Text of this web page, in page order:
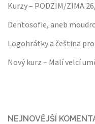
Kurzy – PODZIM/ZIMA
Dentosofie, aneb
Logohrátky a čeština
Nový kurz – Malí velcí
NEJNOVĚJŠÍ